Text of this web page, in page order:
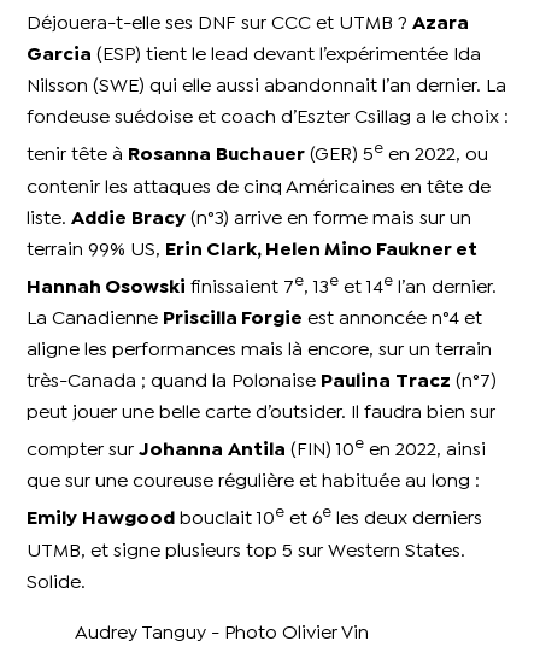
Déjouera-t-elle ses DNF sur CCC et UTMB ?Azara
Garcia (ESP) tient le lead devant l’expérimentée Ida
Nilsson (SWE) qui elle aussi abandonnait l’an dernier. La
fondeuse suédoise et coach d’Eszter Csillag a le choix :
tenir tête à Rosanna Buchauer (GER) 5e en 2022, ou
contenir les attaques de cinq Américaines en tête de
liste.Addie Bracy (n°3) arrive en forme mais sur un
terrain 99% US,
Erin Clark, Helen Mino Faukner et
Hannah Osowski finissaient 7e, 13e et 14e
l’an dernier.
La Canadienne Priscilla Forgie est annoncée n°4 et
aligne les performances mais là encore, sur un terrain
très-Canada ; quand la Polonaise Paulina Tracz (n°7)
peut jouer une belle carte d’outsider. Il faudra bien sur
compter surJohanna Antila (FIN) 10e en 2022, ainsi
que sur une coureuse régulière et habituée au long :
Emily Hawgood bouclait 10e et 6e
les deux derniers
UTMB, et signe plusieurs top 5 sur Western States.
Solide.
Audrey Tanguy - Photo Olivier Vin